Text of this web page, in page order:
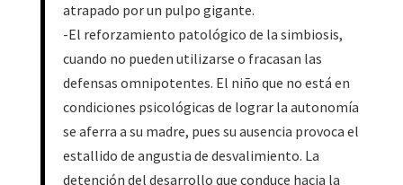
atrapado por un pulpo gigante.
-El reforzamiento patológico de la simbiosis,
cuando no pueden utilizarse o fracasan las
defensas omnipotentes. El niño que no está en
condiciones psicológicas de lograr la autonomía
se aferra a su madre, pues su ausencia provoca el
estallido de angustia de desvalimiento. La
detención del desarrollo que conduce hacia la